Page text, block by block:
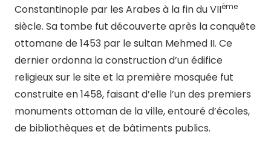
Constantinople par les Arabes à la fin du VIIème
siècle. Sa tombe fut découverte après la conquête
ottomane de 1453 par le sultan Mehmed II. Ce
dernier ordonna la construction d’un édifice
religieux sur le site et la première mosquée fut
construite en 1458, faisant d’elle l’un des premiers
monuments ottoman de la ville, entouré d’écoles,
de bibliothèques et de bâtiments publics.